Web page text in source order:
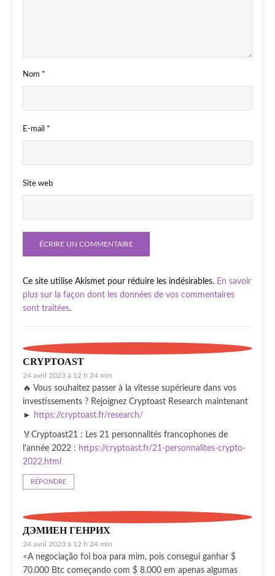
Nom *
E-mail *
Site web
Ce site utilise Akismet pour réduire les indésirables. En savoir
plus sur la façon dont les données de vos commentaires
sont traitées.
CRYPTOAST
24 avril 2023 à 12 h 24 min
🔥 Vous souhaitez passer à la vitesse supérieure dans vos
investissements ? Rejoignez Cryptoast Research maintenant
►
https://cryptoast.fr/research/
🏅Cryptoast21 : Les 21 personnalités francophones de
l'année 2022 : https://cryptoast.fr/21-personnalites-crypto-
2022.html
RÉPONDRE
ДЭМИЕН ГЕНРИХ
24 avril 2023 à 12 h 24 min
<A negociação foi boa para mim, pois consegui ganhar $
70.000 Btc começando com $ 8.000 em apenas algumas